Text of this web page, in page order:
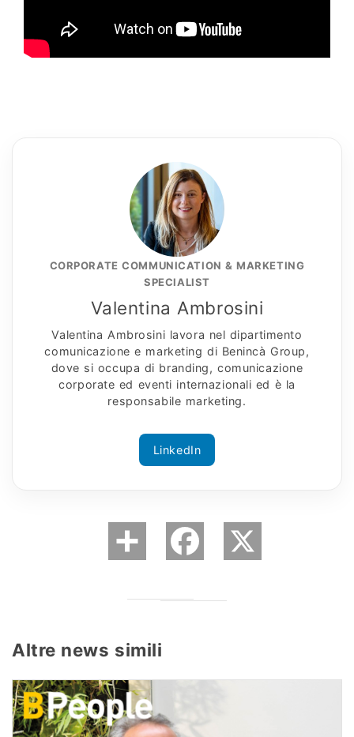
CORPORATE COMMUNICATION & MARKETING
SPECIALIST
Valentina Ambrosini
Valentina Ambrosini lavora nel dipartimento
comunicazione e marketing di Benincà Group,
dove si occupa di branding, comunicazione
corporate ed eventi internazionali ed è la
responsabile marketing.
LinkedIn
Altre news simili